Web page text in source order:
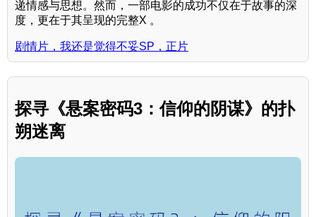
递情感与思想。然而，一部电影的成功不仅在于故事的深
度，更在于其呈现的完整X 。
剧情片，我还是觉得不妥SP，正片
探寻《悬案密码3：信仰的阴谋》的扑
朔迷离